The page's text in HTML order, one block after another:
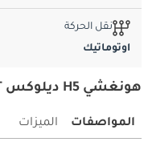
نقل الحركة
اوتوماتيك
هونغشي H5 ديلوكس 1.8T المواصفات والميزات
المواصفات الميزات